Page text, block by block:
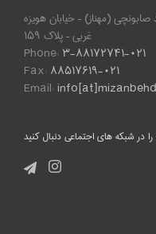
(مهناز) – خیابان هویزه
غربی – پلاک ۱۵۹
Phone:۳-۸۸۱۷۲۷۴۱-۰۲۱
Fax:۸۸۵۱۷۶۱۹-۰۲۱
Email: